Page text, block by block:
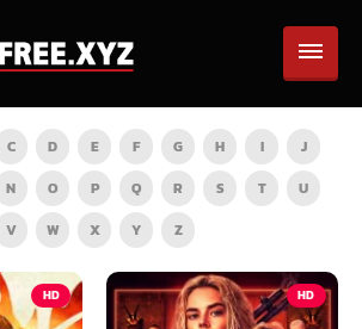
C D E F G H I
J
N O P Q R S T
U
V
W X Y Z
HD